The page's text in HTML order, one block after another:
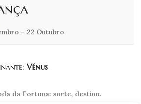
– 22 Outubro
Vénus
da Fortuna: sorte, destino.